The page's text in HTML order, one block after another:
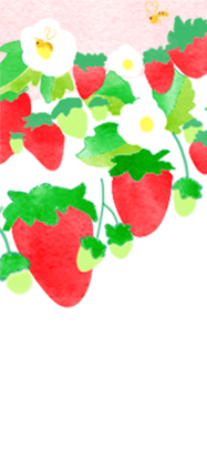
コ
ン
テ
ン
へ
ス
キ
ッ